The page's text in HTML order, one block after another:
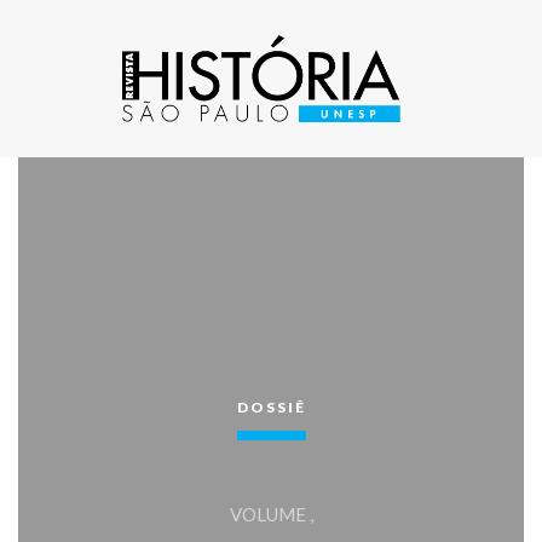
DOSSIÊ
VOLUME ,